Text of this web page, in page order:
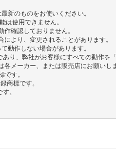
のものをお使いください。
使用できません。
確認しておりません。
より、変更されることがあります。
動作しない場合があります。
り、弊社がお客様にすべての動作を
メーカー、または販売店にお願いしま
す。
標です。
。